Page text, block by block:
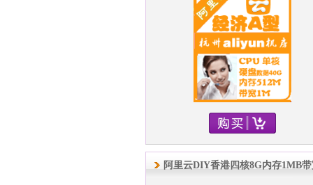
阿里云DIY香港四核8G内存1MB